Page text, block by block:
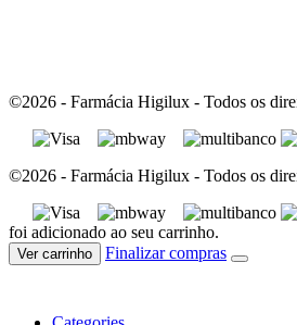
©2026 - Farmácia Higilux - Todos os
©2026 - Farmácia Higilux - Todos os
foi adicionado ao seu carrinho.
Ver carrinho Finalizar compras